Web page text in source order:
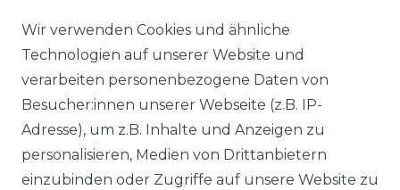
BEZAHLUNG
KLIMA- UND UMWELTSCHUTZ
LEXIKON
Wir verwenden Cookies und ähnliche
Technologien auf unserer Website und
verarbeiten personenbezogene Daten von
Besucher:innen unserer Webseite (z.B. IP-
Adresse), um z.B. Inhalte und Anzeigen zu
personalisieren, Medien von Drittanbietern
einzubinden oder Zugriffe auf unsere Website zu